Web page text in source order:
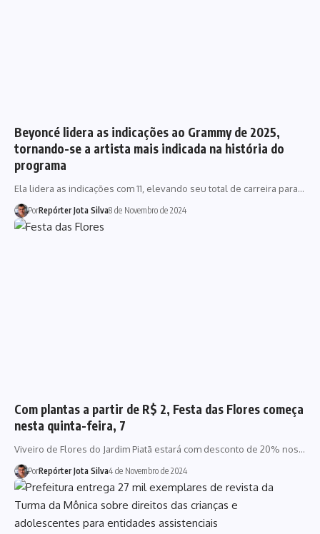
Beyoncé lidera as indicações ao Grammy de 2025,
tornando-se a artista mais indicada na história do
programa
Ela lidera as indicações com 11, elevando seu total de carreira para…
PorRepórter Jota Silva8 de Novembro de 2024
Com plantas a partir de R$ 2, Festa das Flores começa
nesta quinta-feira, 7
Viveiro de Flores do Jardim Piatã estará com desconto de 20% nos…
PorRepórter Jota Silva4 de Novembro de 2024